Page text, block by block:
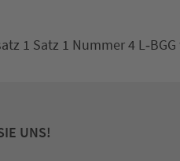
1 Satz 1 Nummer 4
UNS!